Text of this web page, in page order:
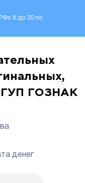
8 до 20 по
ГОЗНАК
денег